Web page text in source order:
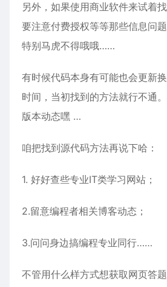
另外，如果使用商业软件来试着
要注意付费授权等等那些信息问
特别马虎不得哦哦……
有时候代码本身有可能也会更新
时间，当初找到的方法就行不通
版本动态嘿 …
咱把找到源代码方法再说下哈：
1. 好好查些专业IT类学习网站；
2.留意编程者相关博客动态；
3.问问身边搞编程专业同行……
不管用什么样方式想获取网页答